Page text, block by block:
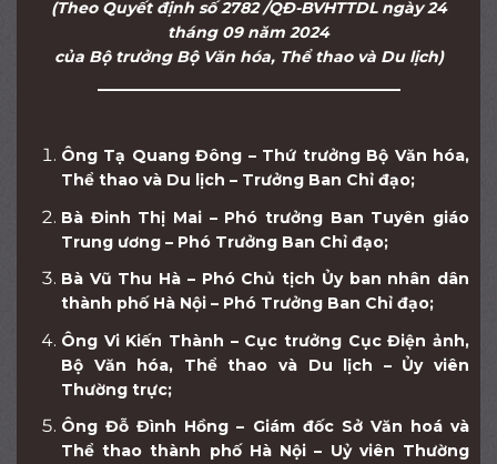
(Theo Quyết định số 2782 /QĐ-BVHTTDL ngày 24
tháng 09 năm 2024
của Bộ trưởng Bộ Văn hóa, Thể thao và Du lịch)
———————————————————–
Ông Tạ Quang Đông – Thứ trưởng Bộ Văn hóa,
Thể thao và Du lịch – Trưởng Ban Chỉ đạo;
Bà Đinh Thị Mai – Phó trưởng Ban Tuyên giáo
Trung ương – Phó Trưởng Ban Chỉ đạo;
Bà Vũ Thu Hà – Phó Chủ tịch Ủy ban nhân dân
thành phố Hà Nội – Phó Trưởng Ban Chỉ đạo;
Ông Vi Kiến Thành – Cục trưởng Cục Điện ảnh,
Bộ Văn hóa, Thể thao và Du lịch – Ủy viên
Thường trực;
Ông Đỗ Đình Hồng – Giám đốc Sở Văn hoá và
Thể thao thành phố Hà Nội – Uỷ viên Thường